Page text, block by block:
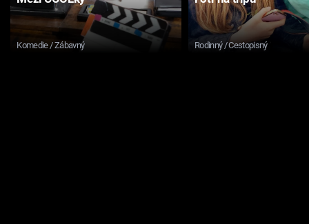
Komedie / Zábavný Rodinný / Cestopisný